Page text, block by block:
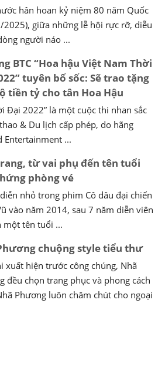
hân hoan kỷ niệm 80 năm Quốc
giữa những lễ hội rực rỡ, diễu
người náo ...
BTC “Hoa hậu Việt Nam Thời
tuyên bố sốc: Sẽ trao tặng
tiền tỷ cho tân Hoa Hậu
Đại 2022” là một cuộc thi nhan sắc
& Du lịch cấp phép, do hãng
Entertainment ...
từ vai phụ đến tên tuổi
phòng vé
nhỏ trong phim Cô dâu đại chiến
vào năm 2014, sau 7 năm diễn viên
một tên tuổi ...
chuộng style tiểu thư
xuất hiện trước công chúng, Nhã
đều chọn trang phục và phong cách
Phương luôn chăm chút cho ngoại